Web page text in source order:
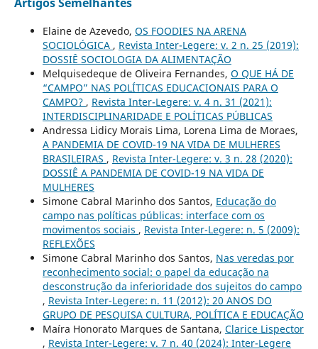
Elaine de Azevedo, OS FOODIES NA ARENA
SOCIOLÓGICA , Revista Inter-Legere: v. 2 n. 25 (2019):
DOSSIÊ SOCIOLOGIA DA ALIMENTAÇÃO
Melquisedeque de Oliveira Fernandes, O QUE HÁ DE
“CAMPO” NAS POLÍTICAS EDUCACIONAIS PARA O
CAMPO? , Revista Inter-Legere: v. 4 n. 31 (2021):
INTERDISCIPLINARIDADE E POLÍTICAS PÚBLICAS
Andressa Lidicy Morais Lima, Lorena Lima de Moraes,
A PANDEMIA DE COVID-19 NA VIDA DE MULHERES
BRASILEIRAS , Revista Inter-Legere: v. 3 n. 28 (2020):
DOSSIÊ A PANDEMIA DE COVID-19 NA VIDA DE
MULHERES
Simone Cabral Marinho dos Santos, Educação do
campo nas políticas públicas: interface com os
movimentos sociais , Revista Inter-Legere: n. 5 (2009):
REFLEXÕES
Simone Cabral Marinho dos Santos, Nas veredas por
reconhecimento social: o papel da educação na
desconstrução da inferioridade dos sujeitos do campo
, Revista Inter-Legere: n. 11 (2012): 20 ANOS DO
GRUPO DE PESQUISA CULTURA, POLÍTICA E EDUCAÇÃO
Maíra Honorato Marques de Santana, Clarice Lispector
, Revista Inter-Legere: v. 7 n. 40 (2024): Inter-Legere